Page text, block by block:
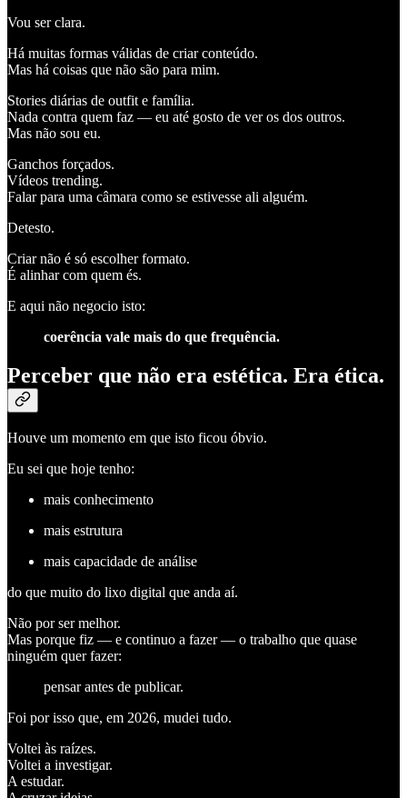
Vou ser clara.
Há muitas formas válidas de criar conteúdo.
Mas há coisas que não são para mim.
Stories diárias de outfit e família.
Nada contra quem faz — eu até gosto de ver os dos outros.
Mas não sou eu.
Ganchos forçados.
Vídeos trending.
Falar para uma câmara como se estivesse ali alguém.
Detesto.
Criar não é só escolher formato.
É alinhar com quem és.
E aqui não negocio isto:
coerência vale mais do que frequência.
Perceber que não era estética. Era ética.
Houve um momento em que isto ficou óbvio.
Eu sei que hoje tenho:
mais conhecimento
mais estrutura
mais capacidade de análise
do que muito do lixo digital que anda aí.
Não por ser melhor.
Mas porque fiz — e continuo a fazer — o trabalho que quase
ninguém quer fazer:
pensar antes de publicar.
Foi por isso que, em 2026, mudei tudo.
Voltei às raízes.
Voltei a investigar.
A estudar.